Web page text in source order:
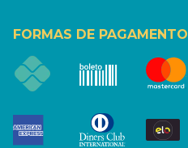
FORMAS DE PAGAMENTO